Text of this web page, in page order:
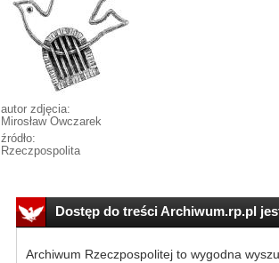
autor zdjęcia:
Mirosław Owczarek
źródło:
Rzeczpospolita
Dostęp do treści Archiwum.rp.pl
Archiwum Rzeczpospolitej to wygodna